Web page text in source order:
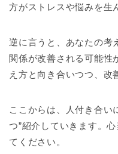
方がストレスや悩みを生
逆に言うと、あなたの考
関係が改善される可能性
え方と向き合いつつ、改
ここからは、人付き合い
つ”紹介していきます。
てください。